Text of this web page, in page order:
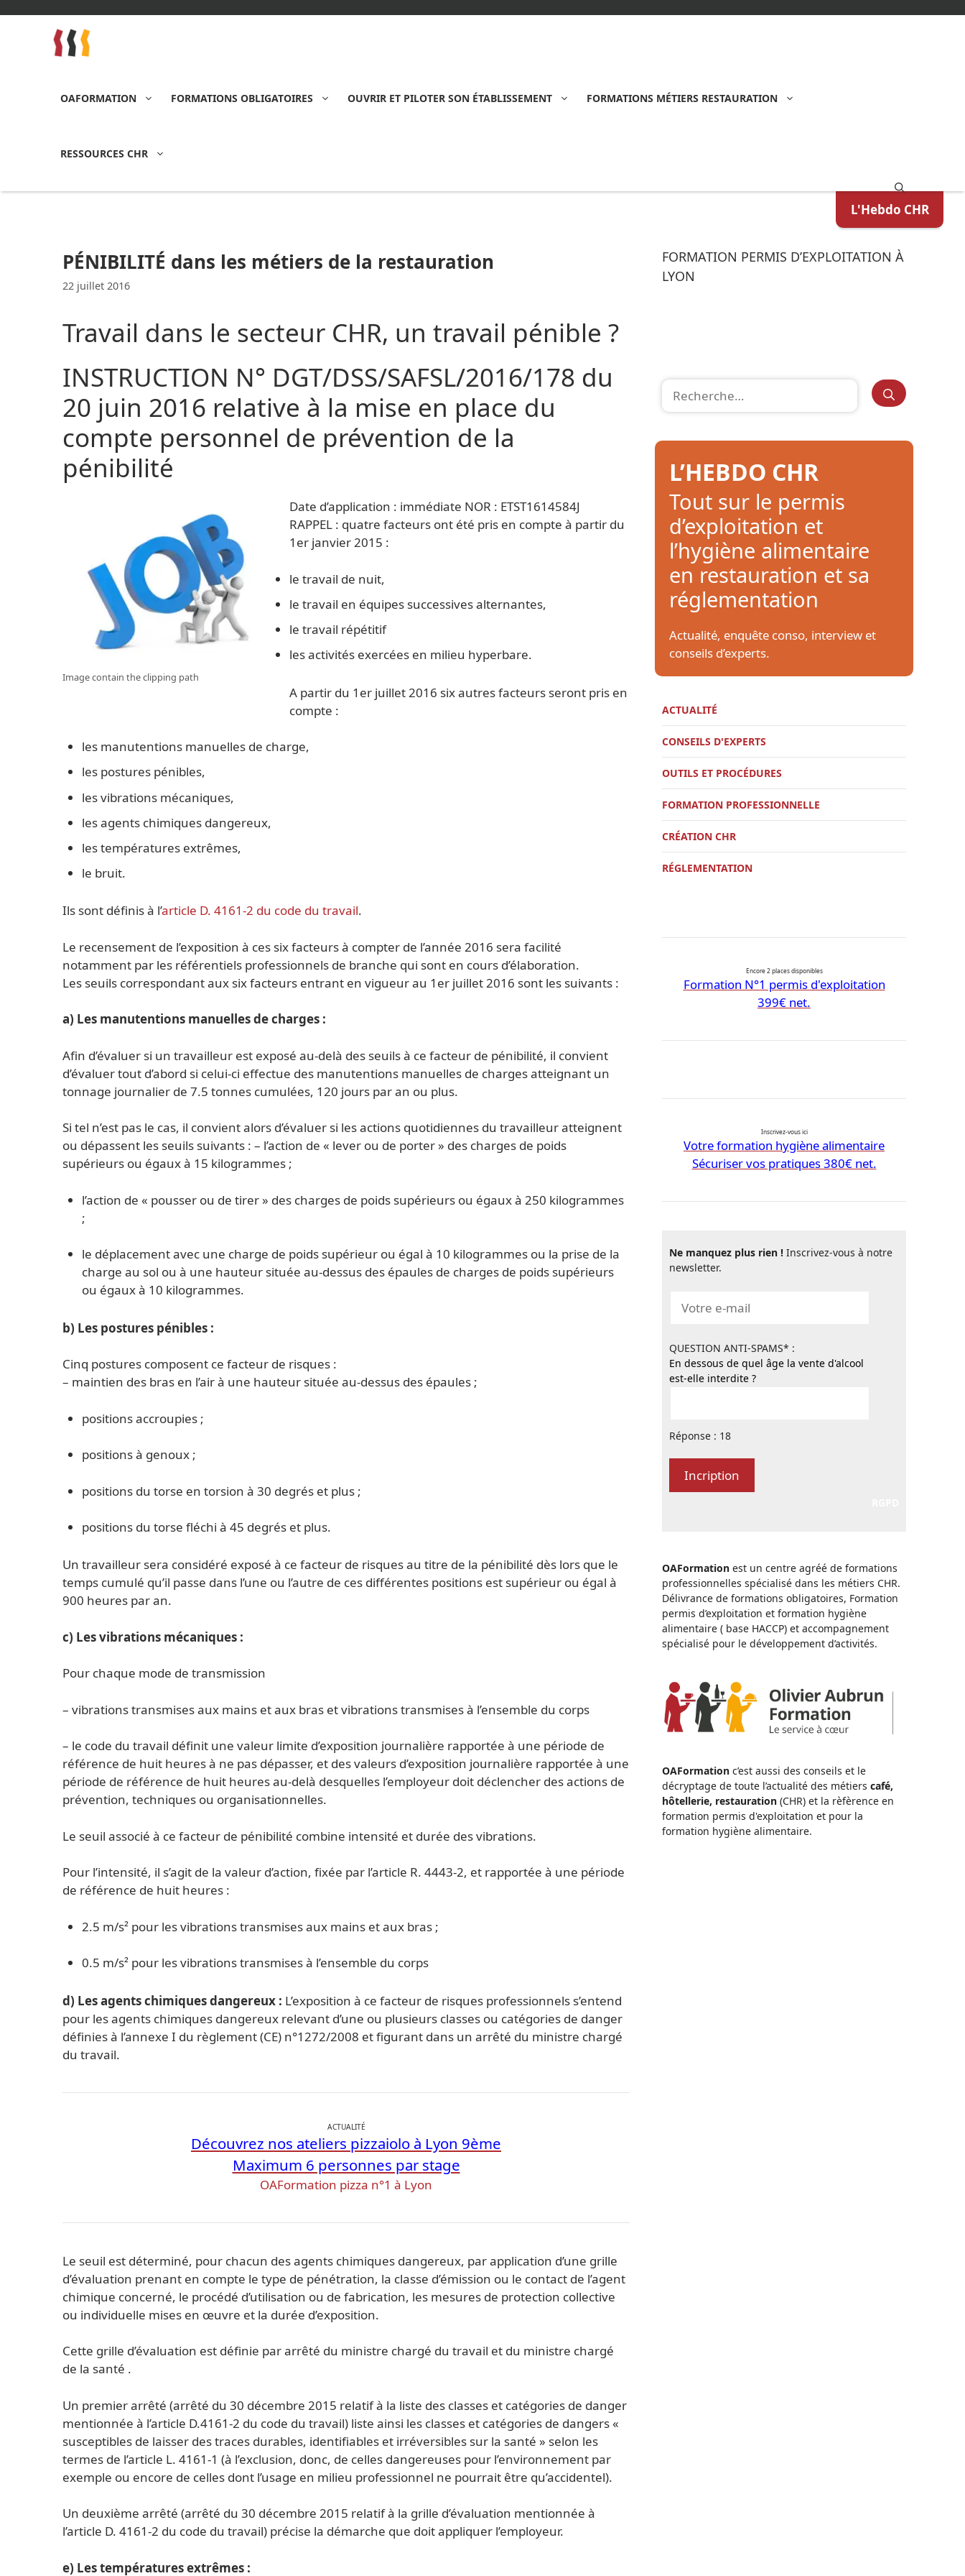
OAFORMATION FORMATIONS OBLIGATOIRES OUVRIR ET PILOTER SON ÉTABLISSEMENT FORMATIONS MÉTIERS RESTAURATION
RESSOURCES CHR
L'Hebdo CHR
PÉNIBILITÉ dans les métiers de la restauration
22 juillet 2016
Travail dans le secteur CHR, un travail pénible ?
INSTRUCTION N° DGT/DSS/SAFSL/2016/178 du
20 juin 2016 relative à la mise en place du
compte personnel de prévention de la
pénibilité
Image contain the clipping path
Date d’application : immédiate NOR : ETST1614584J
RAPPEL : quatre facteurs ont été pris en compte à partir du
1er janvier 2015 :
le travail de nuit,
le travail en équipes successives alternantes,
le travail répétitif
les activités exercées en milieu hyperbare.
A partir du 1er juillet 2016 six autres facteurs seront pris en
compte :
les manutentions manuelles de charge,
les postures pénibles,
les vibrations mécaniques,
les agents chimiques dangereux,
les températures extrêmes,
le bruit.
Ils sont définis à l’article D. 4161-2 du code du travail.
Le recensement de l’exposition à ces six facteurs à compter de l’année 2016 sera facilité
notamment par les référentiels professionnels de branche qui sont en cours d’élaboration.
Les seuils correspondant aux six facteurs entrant en vigueur au 1er juillet 2016 sont les suivants :
a) Les manutentions manuelles de charges :
Afin d’évaluer si un travailleur est exposé au-delà des seuils à ce facteur de pénibilité, il convient
d’évaluer tout d’abord si celui-ci effectue des manutentions manuelles de charges atteignant un
tonnage journalier de 7.5 tonnes cumulées, 120 jours par an ou plus.
Si tel n’est pas le cas, il convient alors d’évaluer si les actions quotidiennes du travailleur atteignent
ou dépassent les seuils suivants : – l’action de « lever ou de porter » des charges de poids
supérieurs ou égaux à 15 kilogrammes ;
l’action de « pousser ou de tirer » des charges de poids supérieurs ou égaux à 250 kilogrammes
;
le déplacement avec une charge de poids supérieur ou égal à 10 kilogrammes ou la prise de la
charge au sol ou à une hauteur située au-dessus des épaules de charges de poids supérieurs
ou égaux à 10 kilogrammes.
b) Les postures pénibles :
Cinq postures composent ce facteur de risques :
– maintien des bras en l’air à une hauteur située au-dessus des épaules ;
positions accroupies ;
positions à genoux ;
positions du torse en torsion à 30 degrés et plus ;
positions du torse fléchi à 45 degrés et plus.
Un travailleur sera considéré exposé à ce facteur de risques au titre de la pénibilité dès lors que le
temps cumulé qu’il passe dans l’une ou l’autre de ces différentes positions est supérieur ou égal à
900 heures par an.
c) Les vibrations mécaniques :
Pour chaque mode de transmission
– vibrations transmises aux mains et aux bras et vibrations transmises à l’ensemble du corps
– le code du travail définit une valeur limite d’exposition journalière rapportée à une période de
référence de huit heures à ne pas dépasser, et des valeurs d’exposition journalière rapportée à une
période de référence de huit heures au-delà desquelles l’employeur doit déclencher des actions de
prévention, techniques ou organisationnelles.
Le seuil associé à ce facteur de pénibilité combine intensité et durée des vibrations.
Pour l’intensité, il s’agit de la valeur d’action, fixée par l’article R. 4443-2, et rapportée à une période
de référence de huit heures :
2.5 m/s² pour les vibrations transmises aux mains et aux bras ;
0.5 m/s² pour les vibrations transmises à l’ensemble du corps
d) Les agents chimiques dangereux : L’exposition à ce facteur de risques professionnels s’entend
pour les agents chimiques dangereux relevant d’une ou plusieurs classes ou catégories de danger
définies à l’annexe I du règlement (CE) n°1272/2008 et figurant dans un arrêté du ministre chargé
du travail.
ACTUALITÉ
Découvrez nos ateliers pizzaiolo à Lyon 9ème
Maximum 6 personnes par stage
OAFormation pizza n°1 à Lyon
Le seuil est déterminé, pour chacun des agents chimiques dangereux, par application d’une grille
d’évaluation prenant en compte le type de pénétration, la classe d’émission ou le contact de l’agent
chimique concerné, le procédé d’utilisation ou de fabrication, les mesures de protection collective
ou individuelle mises en œuvre et la durée d’exposition.
Cette grille d’évaluation est définie par arrêté du ministre chargé du travail et du ministre chargé
de la santé .
Un premier arrêté (arrêté du 30 décembre 2015 relatif à la liste des classes et catégories de danger
mentionnée à l’article D.4161-2 du code du travail) liste ainsi les classes et catégories de dangers «
susceptibles de laisser des traces durables, identifiables et irréversibles sur la santé » selon les
termes de l’article L. 4161-1 (à l’exclusion, donc, de celles dangereuses pour l’environnement par
exemple ou encore de celles dont l’usage en milieu professionnel ne pourrait être qu’accidentel).
Un deuxième arrêté (arrêté du 30 décembre 2015 relatif à la grille d’évaluation mentionnée à
l’article D. 4161-2 du code du travail) précise la démarche que doit appliquer l’employeur.
e) Les températures extrêmes :
FORMATION PERMIS D’EXPLOITATION À
LYON
L’HEBDO CHR
Tout sur le permis
d’exploitation et
l’hygiène alimentaire
en restauration et sa
réglementation
Actualité, enquête conso, interview et
conseils d’experts.
ACTUALITÉ
CONSEILS D'EXPERTS
OUTILS ET PROCÉDURES
FORMATION PROFESSIONNELLE
CRÉATION CHR
RÉGLEMENTATION
Encore 2 places disponibles
Formation N°1 permis d'exploitation
399€ net.
Inscrivez-vous ici
Votre formation hygiène alimentaire
Sécuriser vos pratiques 380€ net.
Ne manquez plus rien ! Inscrivez-vous à notre
newsletter.
QUESTION ANTI-SPAMS* :
En dessous de quel âge la vente d'alcool
est-elle interdite ?
Réponse : 18
OAFormation est un centre agréé de formations
professionnelles spécialisé dans les métiers CHR.
Délivrance de formations obligatoires, Formation
permis d’exploitation et formation hygiène
alimentaire ( base HACCP) et accompagnement
spécialisé pour le développement d’activités.
OAFormation c’est aussi des conseils et le
décryptage de toute l’actualité des métiers café,
hôtellerie, restauration (CHR) et la rèfèrence en
formation permis d'exploitation et pour la
formation hygiène alimentaire.